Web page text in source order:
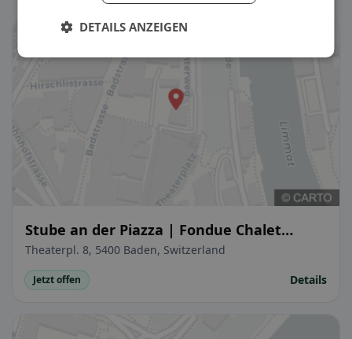
Stube an der Piazza | Fondue Chalet
Baden
Theaterpl. 8, 5400 Baden, Switzerland
Jetzt offen Details
DETAILS ANZEIGEN